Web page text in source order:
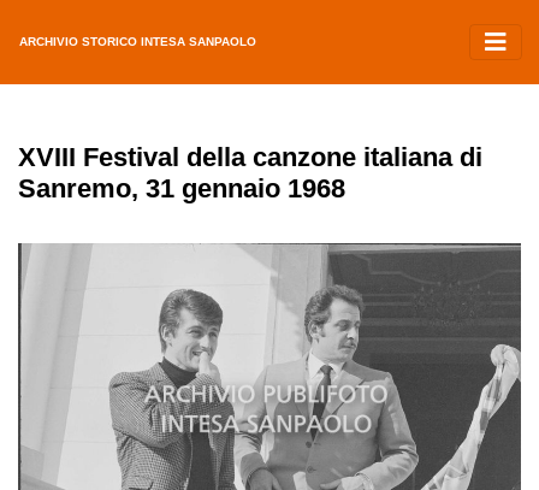
ARCHIVIO STORICO INTESA SANPAOLO
XVIII Festival della canzone italiana di
Sanremo, 31 gennaio 1968